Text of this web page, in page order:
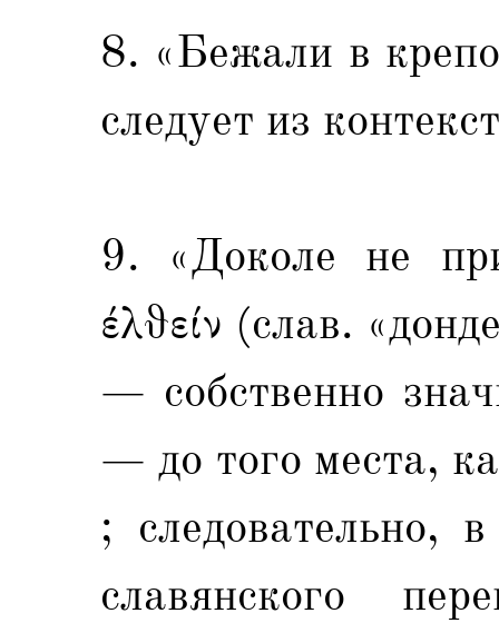
8. «Бежали в
следует из
9. «Доколе не
έλθείν (слав.
— собственно
— до того места,
; следовательно,
славянского